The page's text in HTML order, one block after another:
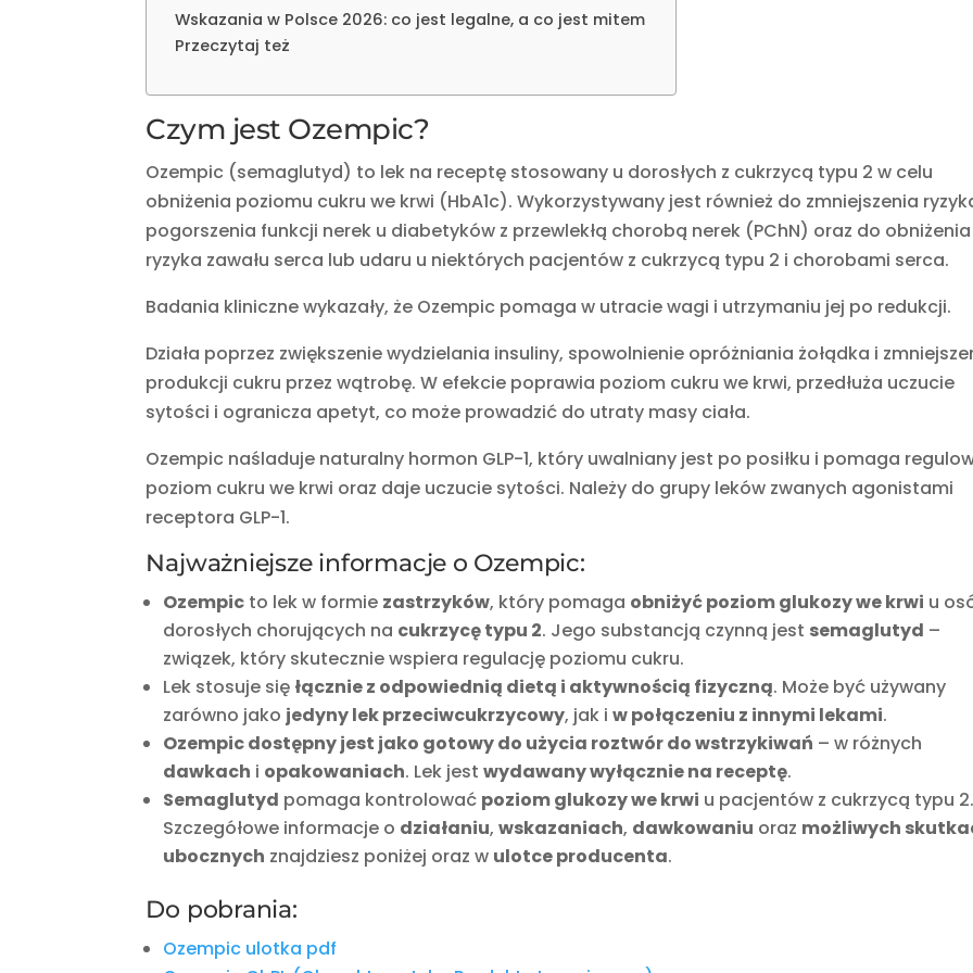
Wskazania w Polsce 2026: co jest legalne, a co jest mitem
Przeczytaj też
Czym jest Ozempic?
Ozempic (semaglutyd) to lek na receptę stosowany u dorosłych z cukrzycą typu 2 w celu
obniżenia poziomu cukru we krwi (HbA1c). Wykorzystywany jest również do zmniejszenia
pogorszenia funkcji nerek u diabetyków z przewlekłą chorobą nerek (PChN) oraz do obniżenia
ryzyka zawału serca lub udaru u niektórych pacjentów z cukrzycą typu 2 i chorobami serca.
Badania kliniczne wykazały, że Ozempic pomaga w utracie wagi i utrzymaniu jej po redukcji.
Działa poprzez zwiększenie wydzielania insuliny, spowolnienie opróżniania żołądka i
produkcji cukru przez wątrobę. W efekcie poprawia poziom cukru we krwi, przedłuża uczucie
sytości i ogranicza apetyt, co może prowadzić do utraty masy ciała.
Ozempic naśladuje naturalny hormon GLP-1, który uwalniany jest po posiłku i pomaga
poziom cukru we krwi oraz daje uczucie sytości. Należy do grupy leków zwanych agonistami
receptora GLP-1.
Najważniejsze informacje o Ozempic:
Ozempic to lek w formie zastrzyków, który pomaga obniżyć poziom glukozy we krwi u
dorosłych chorujących na cukrzycę typu 2. Jego substancją czynną jest semaglutyd –
związek, który skutecznie wspiera regulację poziomu cukru.
Lek stosuje się łącznie z odpowiednią dietą i aktywnością fizyczną. Może być używany
zarówno jako jedyny lek przeciwcukrzycowy, jak iw połączeniu z innymi lekami.
Ozempic dostępny jest jako gotowy do użycia roztwór do wstrzykiwań – w różnych
dawkach i opakowaniach. Lek jestwydawany wyłącznie na receptę.
Semaglutyd pomaga kontrolować poziom glukozy we krwi u pacjentów z cukrzycą typu 2.
Szczegółowe informacje o działaniu,wskazaniach, dawkowaniu oraz możliwych
ubocznych znajdziesz poniżej oraz w ulotce producenta.
Do pobrania:
Ozempic ulotka pdf